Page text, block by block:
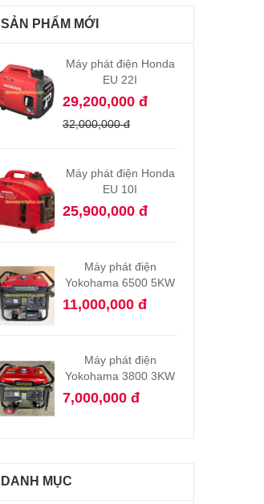
SẢN PHẨM MỚI
Máy phát điện Honda
EU 22I
29,200,000 đ
32,000,000 đ
Máy phát điện Honda
EU 10I
25,900,000 đ
Máy phát điện
Yokohama 6500 5KW
11,000,000 đ
Máy phát điện
Yokohama 3800 3KW
7,000,000 đ
DANH MỤC